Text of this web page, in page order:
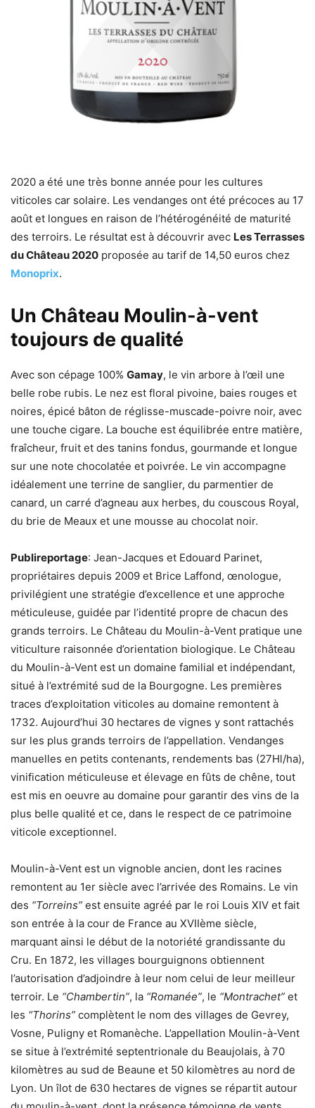
2020 a été une très bonne année pour les cultures
viticoles car solaire. Les vendanges ont été précoces au 17
août et longues en raison de l’hétérogénéité de maturité
des terroirs. Le résultat est à découvrir avec Les Terrasses
du Château 2020 proposée au tarif de 14,50 euros chez
Monoprix.
Un Château Moulin-à-vent
toujours de qualité
Avec son cépage 100% Gamay, le vin arbore à l’œil une
belle robe rubis. Le nez est floral pivoine, baies rouges et
noires, épicé bâton de réglisse-muscade-poivre noir, avec
une touche cigare. La bouche est équilibrée entre matière,
fraîcheur, fruit et des tanins fondus, gourmande et longue
sur une note chocolatée et poivrée. Le vin accompagne
idéalement une terrine de sanglier, du parmentier de
canard, un carré d’agneau aux herbes, du couscous Royal,
du brie de Meaux et une mousse au chocolat noir.
Publireportage: Jean-Jacques et Edouard Parinet,
propriétaires depuis 2009 et Brice Laffond, œnologue,
privilégient une stratégie d’excellence et une approche
méticuleuse, guidée par l’identité propre de chacun des
grands terroirs. Le Château du Moulin-à-Vent pratique une
viticulture raisonnée d’orientation biologique. Le Château
du Moulin-à-Vent est un domaine familial et indépendant,
situé à l’extrémité sud de la Bourgogne. Les premières
traces d’exploitation viticoles au domaine remontent à
1732. Aujourd’hui 30 hectares de vignes y sont rattachés
sur les plus grands terroirs de l’appellation. Vendanges
manuelles en petits contenants, rendements bas (27Hl/ha),
vinification méticuleuse et élevage en fûts de chêne, tout
est mis en oeuvre au domaine pour garantir des vins de la
plus belle qualité et ce, dans le respect de ce patrimoine
viticole exceptionnel.
Moulin-à-Vent est un vignoble ancien, dont les racines
remontent au 1er siècle avec l’arrivée des Romains. Le vin
des “Torreins” est ensuite agréé par le roi Louis XIV et fait
son entrée à la cour de France au XVIIème siècle,
marquant ainsi le début de la notoriété grandissante du
Cru. En 1872, les villages bourguignons obtiennent
l’autorisation d’adjoindre à leur nom celui de leur meilleur
terroir. Le “Chambertin”, la “Romanée”, le “Montrachet” et
les “Thorins” complètent le nom des villages de Gevrey,
Vosne, Puligny et Romanèche. L’appellation Moulin-à-Vent
se situe à l’extrémité septentrionale du Beaujolais, à 70
kilomètres au sud de Beaune et 50 kilomètres au nord de
Lyon. Un îlot de 630 hectares de vignes se répartit autour